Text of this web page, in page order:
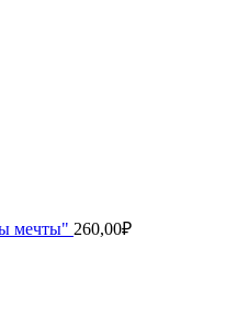
мечты" 260,00₽